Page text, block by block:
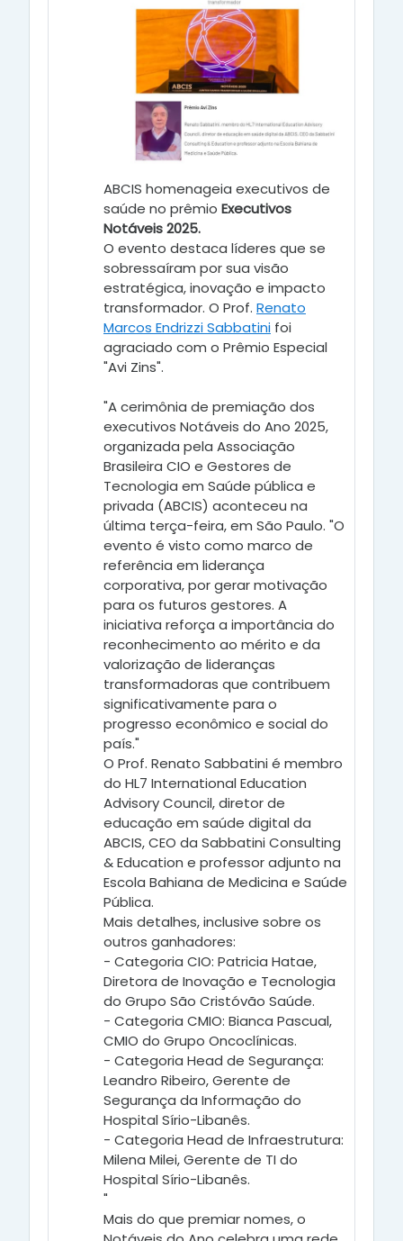
ABCIS homenageia executivos de
saúde no prêmio Executivos
Notáveis 2025.
O evento destaca líderes que se
sobressaíram por sua visão
estratégica, inovação e impacto
transformador. O Prof. Renato
Marcos Endrizzi Sabbatini foi
agraciado com o Prêmio Especial
"Avi Zins".
"A cerimônia de premiação dos
executivos Notáveis do Ano 2025,
organizada pela Associação
Brasileira CIO e Gestores de
Tecnologia em Saúde pública e
privada (ABCIS) aconteceu na
última terça-feira, em São Paulo. "O
evento é visto como marco de
referência em liderança
corporativa, por gerar motivação
para os futuros gestores. A
iniciativa reforça a importância do
reconhecimento ao mérito e da
valorização de lideranças
transformadoras que contribuem
significativamente para o
progresso econômico e social do
país."
O Prof. Renato Sabbatini é membro
do HL7 International Education
Advisory Council, diretor de
educação em saúde digital da
ABCIS, CEO da Sabbatini Consulting
& Education e professor adjunto na
Escola Bahiana de Medicina e Saúde
Pública.
Mais detalhes, inclusive sobre os
outros ganhadores:
- Categoria CIO: Patricia Hatae,
Diretora de Inovação e Tecnologia
do Grupo São Cristóvão Saúde.
- Categoria CMIO: Bianca Pascual,
CMIO do Grupo Oncoclínicas.
- Categoria Head de Segurança:
Leandro Ribeiro, Gerente de
Segurança da Informação do
Hospital Sírio-Libanês.
- Categoria Head de Infraestrutura:
Milena Milei, Gerente de TI do
Hospital Sírio-Libanês.
"
Mais do que premiar nomes, o